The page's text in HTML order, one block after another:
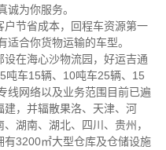
为你服务。
节省成本，回程车资源第一
适合你货物运输的车型。
在海心沙物流园，好运吉通
吨车15辆、10吨车25辆、15
线网络以及业务范围目前已遍
建，并辐散果洛、天津、河
湖南、湖北、四川、贵州，
3200㎡大型仓库及仓储设施